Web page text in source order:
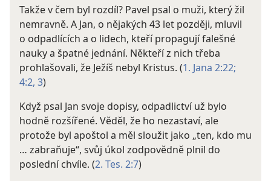
Takže v čem byl rozdíl? Pavel psal o muži, který žil
nemravně. A Jan, o nějakých 43 let později, mluvil
o odpadlících a o lidech, kteří propagují falešné
nauky a špatné jednání. Někteří z nich třeba
prohlašovali, že Ježíš nebyl Kristus. (1. Jana 2:22;
4:2, 3)
Když psal Jan svoje dopisy, odpadlictví už bylo
hodně rozšířené. Věděl, že ho nezastaví, ale
protože byl apoštol a měl sloužit jako „ten, kdo mu
… zabraňuje“, svůj úkol zodpovědně plnil do
poslední chvíle. (2. Tes. 2:7)